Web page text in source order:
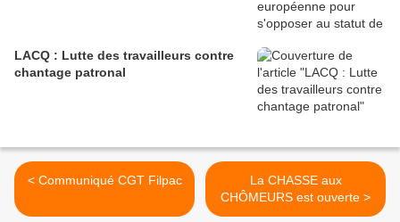
LACQ : Lutte des travailleurs contre
chantage patronal
< Communiqué CGT Filpac
La CHASSE aux
CHÔMEURS est ouverte >